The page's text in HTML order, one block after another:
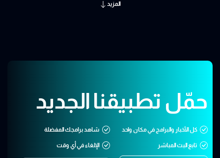
المزيد
حمّل تطبيقنا الجديد
كل الأخبار والبرامج في مكان واحد شاهد برامجك المفضلة
تابع البث المباشر الإلغاء في أي وقت